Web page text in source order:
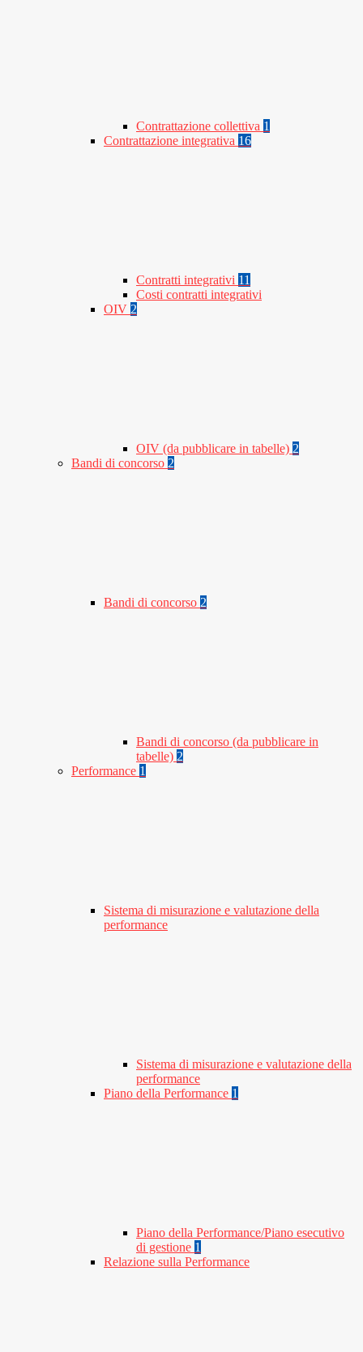
Contrattazione collettiva 1
Contrattazione integrativa 16
Contratti integrativi 11
Costi contratti integrativi
OIV 2
OIV (da pubblicare in tabelle) 2
Bandi di concorso 2
Bandi di concorso 2
Bandi di concorso (da pubblicare in
tabelle) 2
Performance 1
Sistema di misurazione e valutazione della
performance
Sistema di misurazione e valutazione della
performance
Piano della Performance 1
Piano della Performance/Piano esecutivo
di gestione 1
Relazione sulla Performance